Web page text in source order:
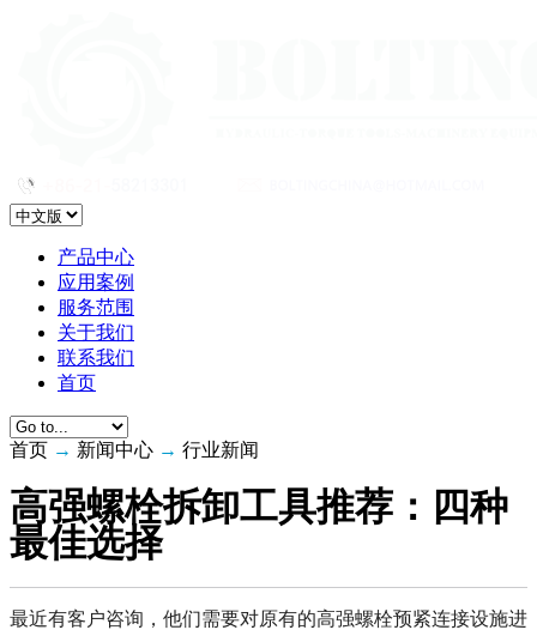
产品中心
应用案例
服务范围
关于我们
联系我们
首页
首页 → 新闻中心 → 行业新闻
高强螺栓拆卸工具推荐：四种
最佳选择
最近有客户咨询，他们需要对原有的高强螺栓预紧连接设施进